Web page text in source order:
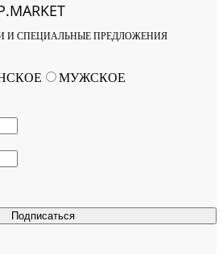
И СПЕЦИАЛЬНЫЕ ПРЕДЛОЖЕНИЯ
Подписаться
МУЖСКОЕ